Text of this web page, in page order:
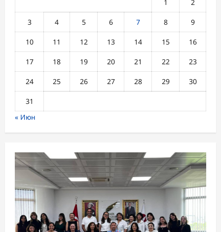
1 2
3 4 5 6 7 8 9
10 11 12 13 14 15 16
17 18 19 20 21 22 23
24 25 26 27 28 29 30
31
« Июн